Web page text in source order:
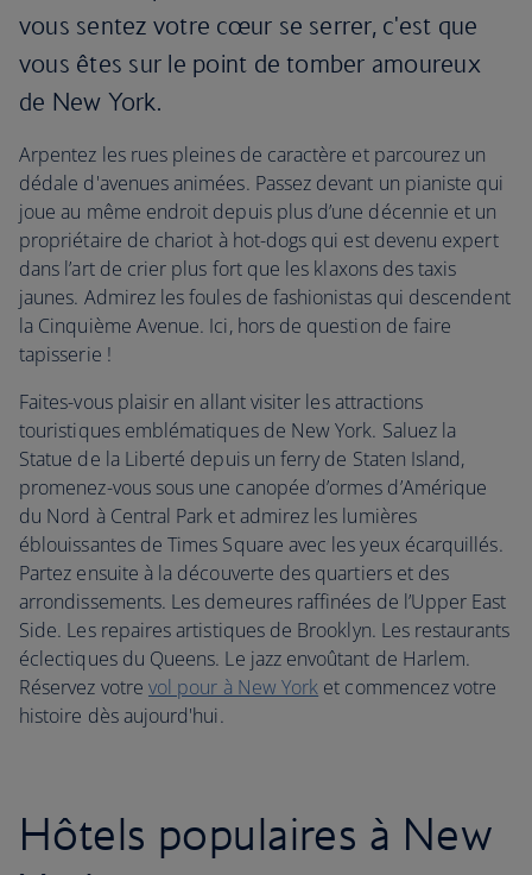
vous sentez votre cœur se serrer, c'est que
vous êtes sur le point de tomber amoureux
de New York.
Arpentez les rues pleines de caractère et parcourez un
dédale d'avenues animées. Passez devant un pianiste qui
joue au même endroit depuis plus d’une décennie et un
propriétaire de chariot à hot-dogs qui est devenu expert
dans l’art de crier plus fort que les klaxons des taxis
jaunes. Admirez les foules de fashionistas qui descendent
la Cinquième Avenue. Ici, hors de question de faire
tapisserie !
Faites-vous plaisir en allant visiter les attractions
touristiques emblématiques de New York. Saluez la
Statue de la Liberté depuis un ferry de Staten Island,
promenez-vous sous une canopée d’ormes d’Amérique
du Nord à Central Park et admirez les lumières
éblouissantes de Times Square avec les yeux écarquillés.
Partez ensuite à la découverte des quartiers et des
arrondissements. Les demeures raffinées de l’Upper East
Side. Les repaires artistiques de Brooklyn. Les restaurants
éclectiques du Queens. Le jazz envoûtant de Harlem.
Réservez votre vol pour à New York et commencez votre
histoire dès aujourd'hui.
Hôtels populaires à New